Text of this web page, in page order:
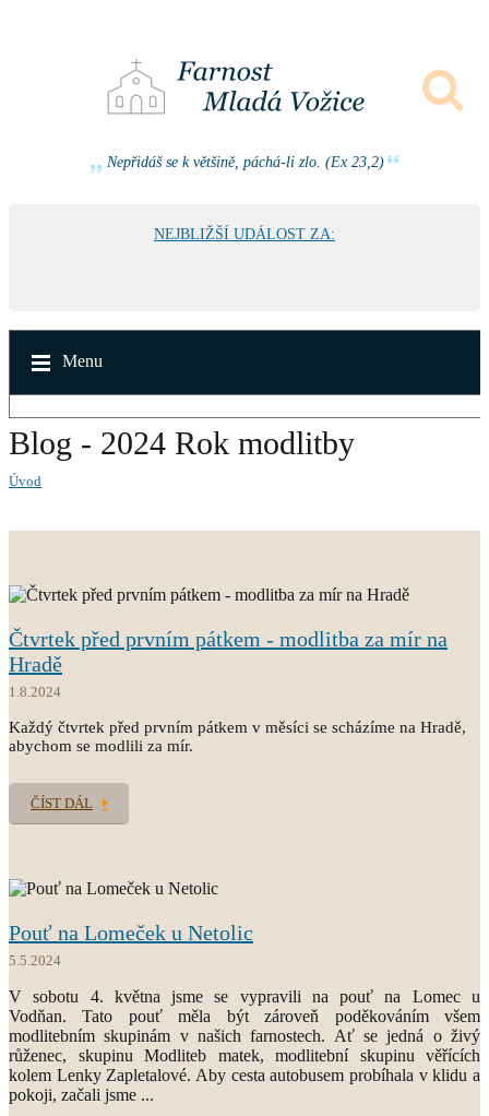
Nepřidáš se k většině, páchá-li zlo. (Ex 23,2)
NEJBLIŽŠÍ UDÁLOST ZA:
Menu
Blog - 2024 Rok modlitby
Úvod
Čtvrtek před prvním pátkem - modlitba za mír na
Hradě
1.8.2024
Každý čtvrtek před prvním pátkem v měsíci se scházíme na Hradě,
abychom se modlili za mír.
ČÍST DÁL
Pouť na Lomeček u Netolic
5.5.2024
V sobotu 4. května jsme se vypravili na pouť na Lomec u
Vodňan. Tato pouť měla být zároveň poděkováním všem
modlitebním skupinám v našich farnostech. Ať se jedná o živý
růženec, skupinu Modliteb matek, modlitební skupinu věřících
kolem Lenky Zapletalové. Aby cesta autobusem probíhala v klidu a
pokoji, začali jsme ...